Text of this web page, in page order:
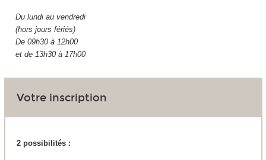
Du lundi au vendredi
(hors jours fériés)
De 09h30 à 12h00
et de 13h30 à 17h00
Votre inscription
2 possibilités :